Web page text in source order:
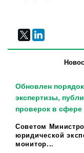
Обновлен
экспертизы,
проверок в
Советом
юридической
монитор...